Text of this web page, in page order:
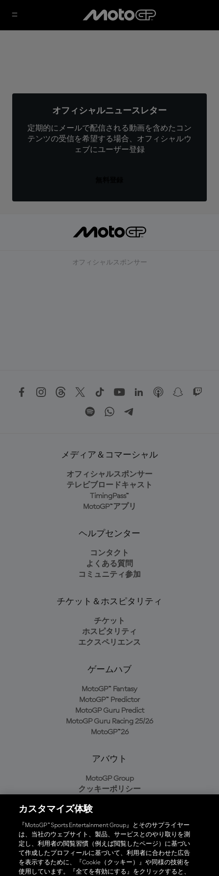
オフィシャルニュースレター
定期的にメールで配信される動画を含めたコン
テンツの受信を希望する場合、オフィシャルウ
ェブにユーザー登録
オフィシャルスポンサー
メディア＆コマーシャル
オフィシャルスポンサー
テレビブロードキャスト
TimingPass™
MotoGP™アプリ
ヘルプセンター
コンタクト
よくある質問
コミュニティ参加
チケット＆ホスピタリティ
チケット
ホスピタリティ
エクスペリエンス
ゲームハブ
MotoGP™ Fantasy
MotoGP™ Predictor
MotoGP Guru Predict
MotoGP Guru Racing 25/26
MotoGP™26
アバウト
MotoGP Group
クッキーポリシー
プライバシーポリシー
購入ポリシー
オフィシャルアプリ
カスタマイズ体験
『MotoGP™ Sports Entertainment Group』とそのサプライヤー
は、当社のウェブサイト、製品、サービスとのやり取りを測
定し、利用者の閲覧習慣（例えば閲覧したページ）に基づい
て作成したプロフィールに基づいて、利用者に合わせた広告
を表示するために、『Cookie（クッキー）』や同様の技術を
使用しています。『全てを有効にする』をクリックすると、